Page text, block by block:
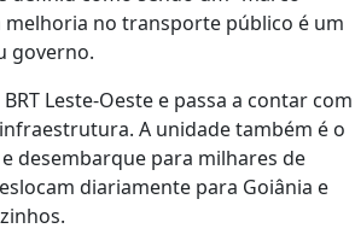
melhoria no transporte público é um
governo.
Leste-Oeste e passa a contar com
A unidade também é o
desembarque para milhares de
diariamente para Goiânia e